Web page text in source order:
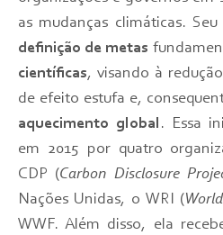
as mudanças climáticas.
definição de metas
científicas, visando à
de efeito estufa e,
aquecimento global . Essa
em 2015 por quatro
CDP (Carbon Disclosure
Nações Unidas, o WRI (
WWF. Além disso, ela